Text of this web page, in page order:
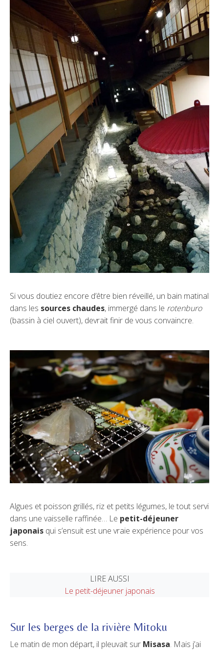
Si vous doutiez encore d’être bien réveillé, un bain matinal
dans les sources chaudes, immergé dans le rotenburo
(bassin à ciel ouvert), devrait finir de vous convaincre.
Algues et poisson grillés, riz et petits légumes, le tout servi
dans une vaisselle raffinée… Le petit-déjeuner
japonais qui s’ensuit est une vraie expérience pour vos
sens.
LIRE AUSSI
Le petit-déjeuner japonais
Sur les berges de la rivière Mitoku
Le matin de mon départ, il pleuvait sur Misasa. Mais j’ai